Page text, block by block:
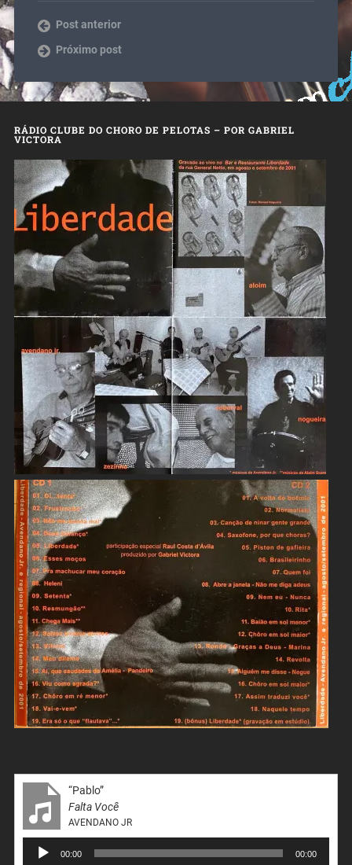
Post anterior
Próximo post
RÁDIO CLUBE DO CHORO DE PELOTAS – POR GABRIEL
VICTORA
“Pablo”
Falta Você
AVENDANO JR
Tocador
00:00 00:00